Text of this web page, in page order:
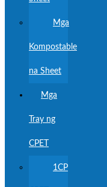
Mga
Kompostable
na Sheet
Mga
Tray ng
CPET
1CP